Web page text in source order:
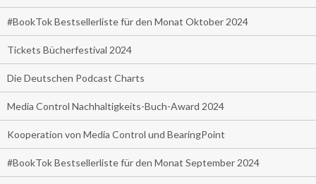
#BookTok Bestsellerliste für den Monat Oktober 2024
Tickets Bücherfestival 2024
Die Deutschen Podcast Charts
Media Control Nachhaltigkeits-Buch-Award 2024
Kooperation von Media Control und BearingPoint
#BookTok Bestsellerliste für den Monat September 2024